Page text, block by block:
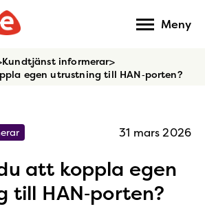
Meny
Kundtjänst informerar>
egen utrustning till HAN‑porten?
31 mars 2026
att koppla egen
till HAN‑porten?